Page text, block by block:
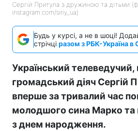
Сергій Притула з дружиною та дітьми
instagram.com/siriy_ua)
Будь у курсі, а не в шоці!
стрічці разом з РБК-Україна в
Український телеведучий,
громадський діяч Сергій
вперше за тривалий час
молодшого сина Марко та
з днем народження.